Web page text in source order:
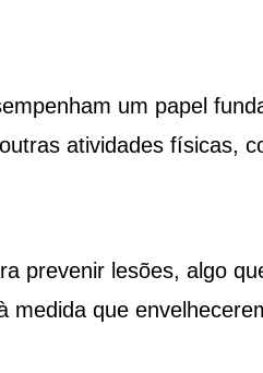
um papel
atividades físicas,
prevenir lesões, algo
medida que